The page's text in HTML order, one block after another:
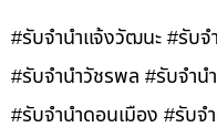
#รับจำนำแจ้งวัฒนะ #รับจ
#รับจำนำวัชรพล #รับจำน
#รับจำนำดอนเมือง #รับจ